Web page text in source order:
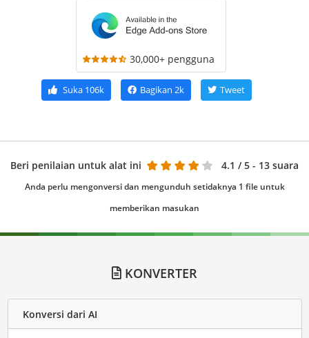
30,000+ pengguna
Suka106k Bagikan 2k Tweet
Beri penilaian untuk alat ini 4.1 / 5 - 13 suara
Anda perlu mengonversi dan mengunduh setidaknya 1 file untuk
memberikan masukan
KONVERTER
Konversi dari AI